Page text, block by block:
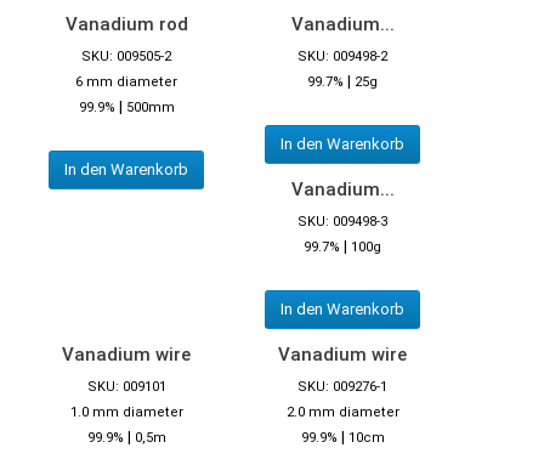
Vanadium rod
SKU: 009505-2
6 mm diameter
99.9% | 500mm
In den Warenkorb
Vanadium...
SKU: 009498-2
99.7% | 25g
In den Warenkorb
Vanadium...
SKU: 009498-3
99.7% | 100g
In den Warenkorb
Vanadium wire
SKU: 009101
1.0 mm diameter
99.9% | 0,5m
Vanadium wire
SKU: 009276-1
2.0 mm diameter
99.9% | 10cm